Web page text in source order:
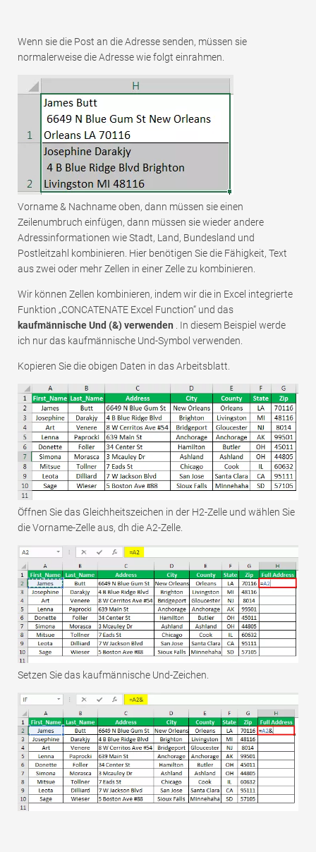
Wenn sie die Post an die Adresse senden, müssen sie
normalerweise die Adresse wie folgt einrahmen.
Vorname & Nachname oben, dann müssen sie einen
Zeilenumbruch einfügen, dann müssen sie wieder andere
Adressinformationen wie Stadt, Land, Bundesland und
Postleitzahl kombinieren. Hier benötigen Sie die Fähigkeit, Text
aus zwei oder mehr Zellen in einer Zelle zu kombinieren.
Wir können Zellen kombinieren, indem wir die in Excel integrierte
Funktion „CONCATENATE Excel Function“ und das
kaufmännische Und (&) verwenden . In diesem Beispiel werde
ich nur das kaufmännische Und-Symbol verwenden.
Kopieren Sie die obigen Daten in das Arbeitsblatt.
Öffnen Sie das Gleichheitszeichen in der H2-Zelle und wählen Sie
die Vorname-Zelle aus, dh die A2-Zelle.
Setzen Sie das kaufmännische Und-Zeichen.